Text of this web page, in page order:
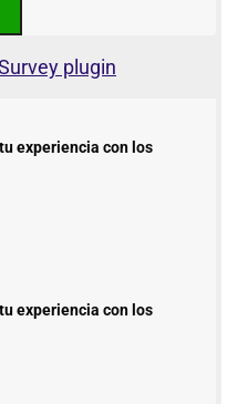
plugin
experiencia con los
experiencia con los